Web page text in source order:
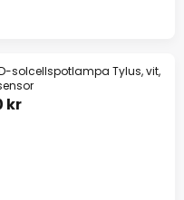
solcellspotlampa Tylus, vit,
kr